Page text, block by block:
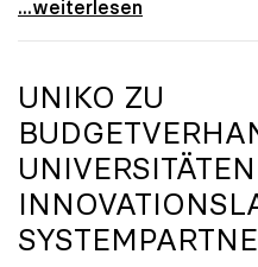
\"Österreich ist für die
...weiterlesen
UNIKO ZU